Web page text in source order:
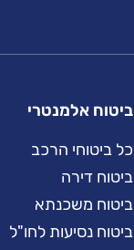
ביטוח אלמנטרי
כל ביטוחי הרכב
ביטוח דירה
ביטוח משכנתא
ביטוח נסיעות לחו"ל